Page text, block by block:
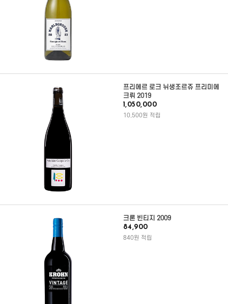
프리에르 로크 뉘생조르쥬 프리미에
크뤼 2019
1,050,000
10,500원 적립
크론 빈티지 2009
84,900
840원 적립